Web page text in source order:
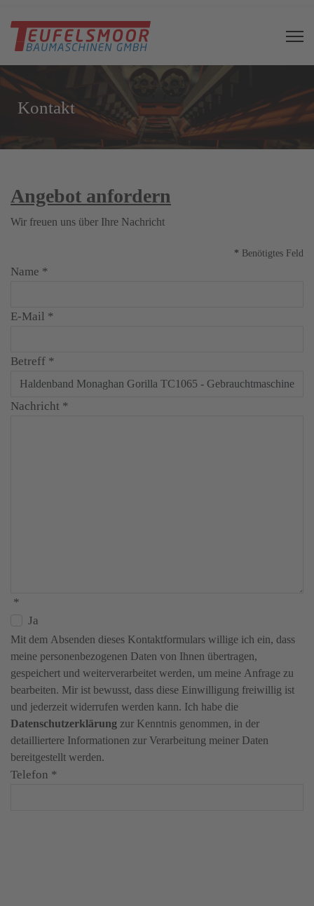
Kontakt
Angebot anfordern
Wir freuen uns über Ihre Nachricht
* Benötigtes Feld
Name *
E-Mail *
Betreff *
Nachricht *
*
Ja
Mit dem Absenden dieses Kontaktformulars willige ich ein, dass
meine personenbezogenen Daten von Ihnen übertragen,
gespeichert und weiterverarbeitet werden, um meine Anfrage zu
bearbeiten. Mir ist bewusst, dass diese Einwilligung freiwillig ist
und jederzeit widerrufen werden kann. Ich habe die
Datenschutzerklärung zur Kenntnis genommen, in der
detailliertere Informationen zur Verarbeitung meiner Daten
bereitgestellt werden.
Telefon *